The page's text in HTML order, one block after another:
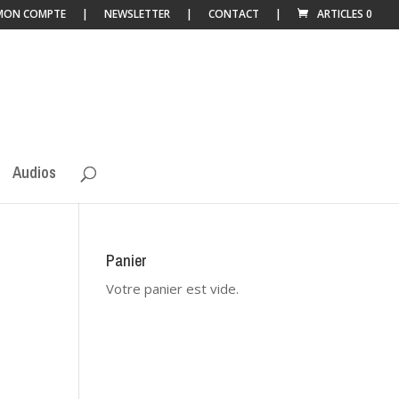
COMPTE NEWSLETTER CONTACT ARTICLES 0
Audios
Panier
Votre panier est vide.